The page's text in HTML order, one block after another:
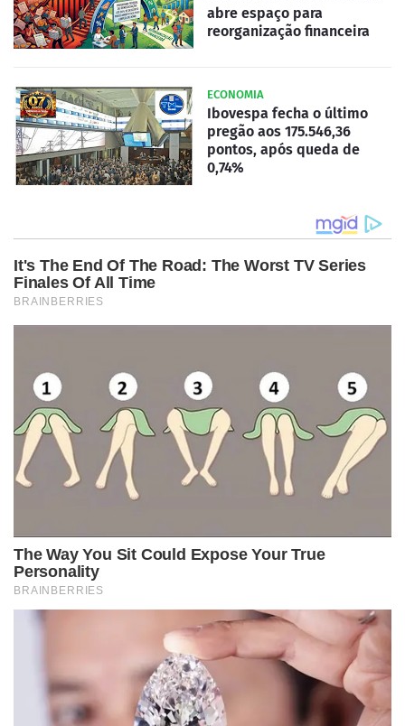
abre espaço para
reorganização financeira
ECONOMIA
Ibovespa fecha o último
pregão aos 175.546,36
pontos, após queda de
0,74%